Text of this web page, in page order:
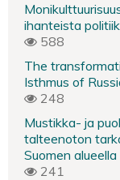
ihanteista
588
The
Isthmus of
248
Mustikka- ja
talteenoton
Suomen alueella
241